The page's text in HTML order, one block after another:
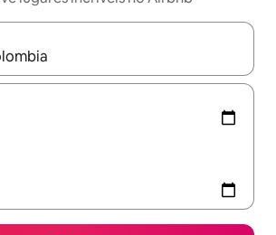
estiverem disponíveis, explore-os